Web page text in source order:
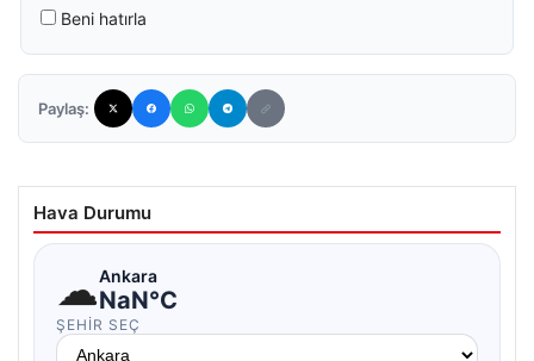
Beni hatırla
Paylaş:
Hava Durumu
☁Ankara
NaN°C
ŞEHIR SEÇ